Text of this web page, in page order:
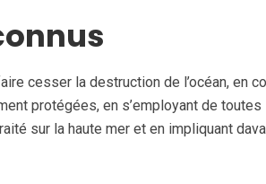
cesser la destruction de l’océan, en
protégées, en s’employant de
sur la haute mer et en impliquant